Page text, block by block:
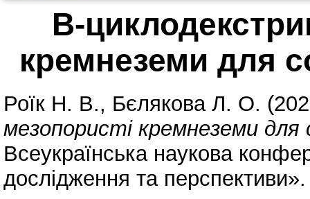
Β-
кремнеземи для
Роїк Н. В., Бєлякова Л. О.
мезопористі кремнеземи для
Всеукраїнська наукова
дослідження та перспективи».